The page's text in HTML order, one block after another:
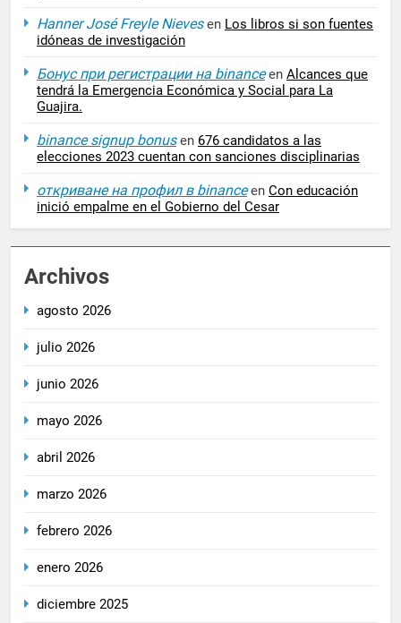
Hanner José Freyle Nievesen Los libros si son fuentes
idóneas de investigación
Бонус при регистрации на binanceen Alcances que
tendrá la Emergencia Económica y Social para La
Guajira.
binance signup bonusen 676 candidatos a las
elecciones 2023 cuentan con sanciones disciplinarias
откриване на профил в binanceen Con educación
inició empalme en el Gobierno del Cesar
Archivos
agosto 2026
julio 2026
junio 2026
mayo 2026
abril 2026
marzo 2026
febrero 2026
enero 2026
diciembre 2025